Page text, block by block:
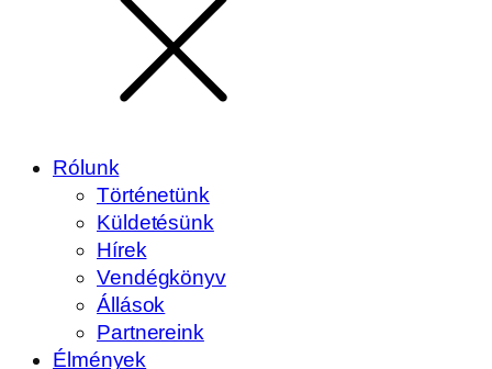
Rólunk
Történetünk
Küldetésünk
Hírek
Vendégkönyv
Állások
Partnereink
Élmények